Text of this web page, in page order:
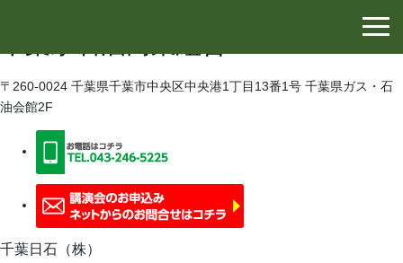
〒260-0024 千葉県千葉市中央区中央港1丁目13番1号 千葉県ガス・石
油会館2F
千葉日石（株）